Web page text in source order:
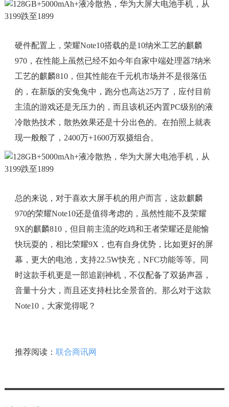
硬件配置上，荣耀Note10搭载的是10纳米工艺的麒麟
970，在性能上虽然已经不如今年自家中端处理器7纳米
工艺的麒麟810，但其性能在千元机市场并不是很落伍
的，在新版的安兔兔中，跑分也高达25万了，应付目前
主流的游戏还是无压力的，而且该机还内置PC级别的液
冷散热技术，散热效果还是十分出色的。在拍照上就表
现一般般了，2400万+1600万双摄组合。
总的来说，对于喜欢大屏手机的用户而言，这款麒麟
970的荣耀Note10还是值得考虑的，虽然性能不及荣耀
9X的麒麟810，但目前主流的吃鸡和王者荣耀还是能愉
快玩耍的，相比荣耀9X，也有自身优势，比如更好的屏
幕，更大的电池，支持22.5W快充，NFC功能等等。同
时这款手机更是一部追剧神机，不仅配备了双扬声器，
音量十分大，而且还支持杜比全景音的。那么对于这款
Note10，大家觉得呢？
推荐阅读： 联合商讯网